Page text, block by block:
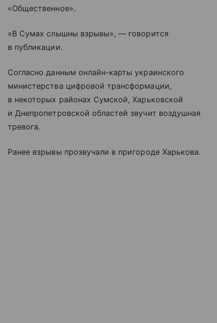
«Общественное».
«В Сумах слышны взрывы», — говорится
в публикации.
Согласно данным онлайн-карты украинского
министерства цифровой трансформации,
в некоторых районах Сумской, Харьковской
и Днепропетровской областей звучит воздушная
тревога.
Ранее взрывы прозвучали в пригороде Харькова.